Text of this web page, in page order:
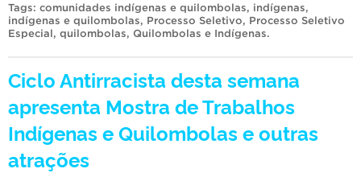
Tags: comunidades indígenas e quilombolas, indígenas,
indígenas e quilombolas, Processo Seletivo, Processo Seletivo
Especial, quilombolas, Quilombolas e Indígenas.
Ciclo Antirracista desta semana
apresenta Mostra de Trabalhos
Indígenas e Quilombolas e outras
atrações